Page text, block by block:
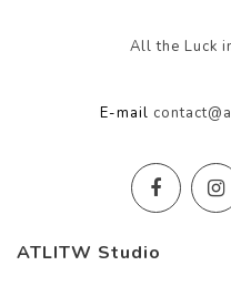
All the Luck
E-mail
ATLITW Studio